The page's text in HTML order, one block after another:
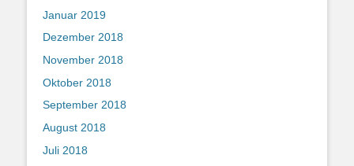
Januar 2019
Dezember 2018
November 2018
Oktober 2018
September 2018
August 2018
Juli 2018